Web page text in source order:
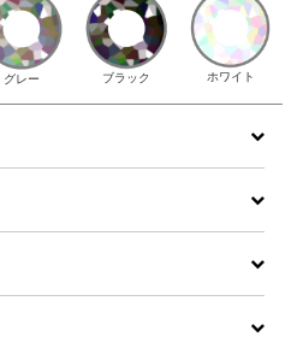
グレー ブラック ホワイト